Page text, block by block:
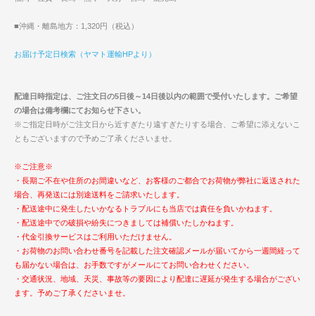
■沖縄・離島地方：1,320円（税込）
お届け予定日検索（ヤマト運輸HPより）
配達日時指定は、ご注文日の5日後～14日後以内の範囲で受付いたします。ご希望
の場合は備考欄にてお知らせ下さい。
※ご指定日時がご注文日から近すぎたり遠すぎたりする場合、ご希望に添えないこ
ともございますので予めご了承くださいませ。
※ご注意※
・長期ご不在や住所のお間違いなど、お客様のご都合でお荷物が弊社に返送された
場合、再発送には別途送料をご請求いたします。
・配送途中に発生したいかなるトラブルにも当店では責任を負いかねます。
・配送途中での破損や紛失につきましては補償いたしかねます。
・代金引換サービスはご利用いただけません。
・お荷物のお問い合わせ番号を記載した注文確認メールが届いてから一週間経って
も届かない場合は、お手数ですがメールにてお問い合わせください。
・交通状況、地域、天災、事故等の要因により配達に遅延が発生する場合がござい
ます。予めご了承くださいませ。